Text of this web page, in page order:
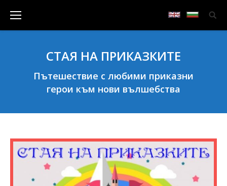
СТАЯ НА ПРИКАЗКИТЕ
Пътешествие с любими приказни
герои към нови вълшебства